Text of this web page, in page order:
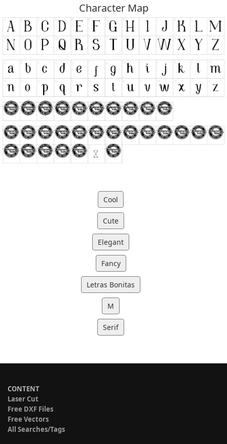
Character Map
Cool
Cute
Elegant
Fancy
Letras Bonitas
M
Serif
CONTENT
Laser Cut
Free DXF Files
Free Vectors
All Searches/Tags